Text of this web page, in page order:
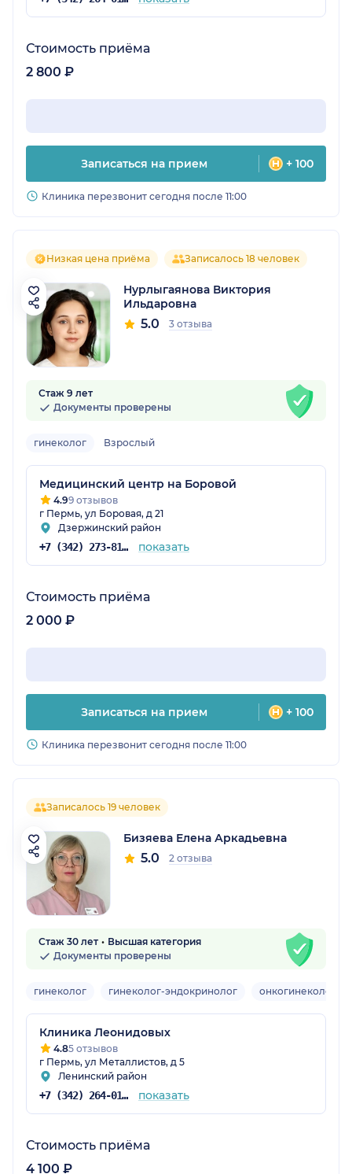
Стоимость приёма
2 800 ₽
Записаться на прием + 100
Клиника перезвонит сегодня после 11:00
Низкая цена приёма Записалось 18 человек
Нурлыгаянова Виктория
Ильдаровна
5.0 3 отзыва
Стаж 9 лет
Документы проверены
гинеколог Взрослый
Медицинский центр на Боровой
4.99 отзывов
г Пермь, ул Боровая, д 21
Дзержинский район
+7 (342) 273-81-50 показать
Стоимость приёма
2 000 ₽
Записаться на прием + 100
Клиника перезвонит сегодня после 11:00
Записалось 19 человек
Бизяева Елена Аркадьевна
5.0 2 отзыва
Стаж 30 лет
Высшая категория
Документы проверены
гинеколог гинеколог-эндокринолог онкогинеколог
Клиника Леонидовых
4.85 отзывов
г Пермь, ул Металлистов, д 5
Ленинский район
+7 (342) 264-01-53 показать
Стоимость приёма
4 100 ₽